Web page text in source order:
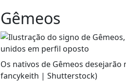
Gêmeos
Os nativos de Gêmeos
fancykeith | Shutterstock)